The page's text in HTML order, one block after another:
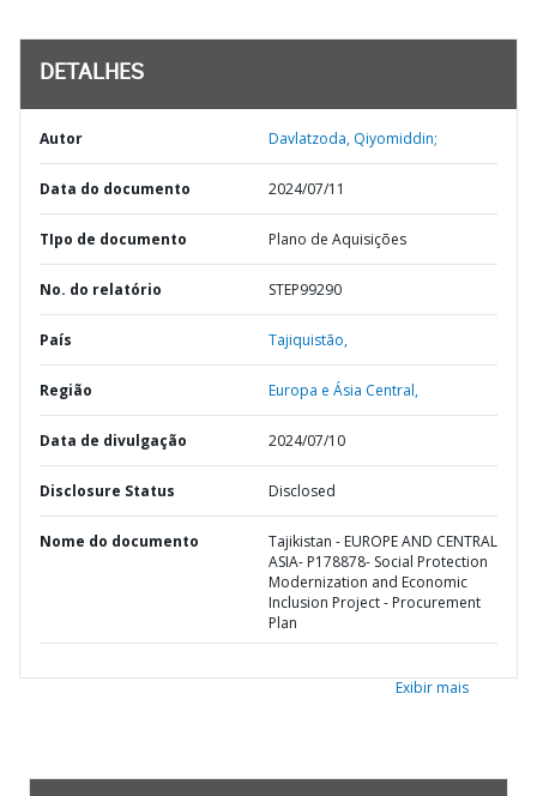
DETALHES
Autor Davlatzoda, Qiyomiddin;
Data do documento 2024/07/11
TIpo de documento Plano de Aquisições
No. do relatório STEP99290
País Tajiquistão,
Região Europa e Ásia Central,
Data de divulgação 2024/07/10
Disclosure Status Disclosed
Nome do documento
Tajikistan - EUROPE AND CENTRAL
ASIA- P178878- Social Protection
Modernization and Economic
Inclusion Project - Procurement
Plan
Exibir mais